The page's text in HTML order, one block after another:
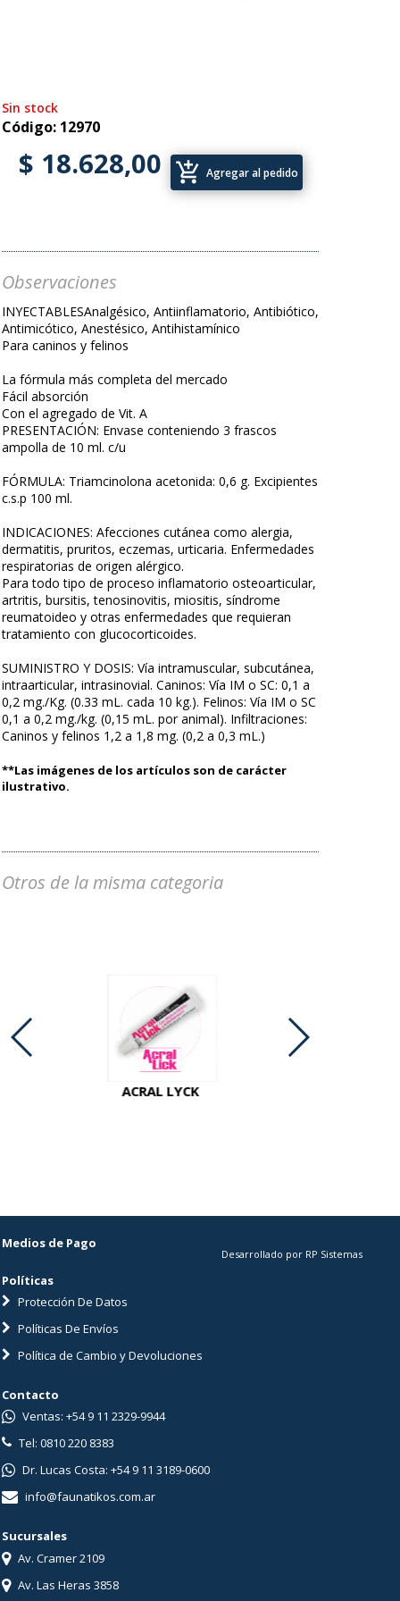
Sin stock
Código: 12970
$ 18.628,00 add_shopping_cart Agregar al pedido
Observaciones
INYECTABLESAnalgésico, Antiinflamatorio, Antibiótico,
Antimicótico, Anestésico, Antihistamínico
Para caninos y felinos
La fórmula más completa del mercado
Fácil absorción
Con el agregado de Vit. A
PRESENTACIÓN: Envase conteniendo 3 frascos
ampolla de 10 ml. c/u
FÓRMULA: Triamcinolona acetonida: 0,6 g. Excipientes
c.s.p 100 ml.
INDICACIONES: Afecciones cutánea como alergia,
dermatitis, pruritos, eczemas, urticaria. Enfermedades
respiratorias de origen alérgico.
Para todo tipo de proceso inflamatorio osteoarticular,
artritis, bursitis, tenosinovitis, miositis, síndrome
reumatoideo y otras enfermedades que requieran
tratamiento con glucocorticoides.
SUMINISTRO Y DOSIS: Vía intramuscular, subcutánea,
intraarticular, intrasinovial. Caninos: Vía IM o SC: 0,1 a
0,2 mg./Kg. (0.33 mL. cada 10 kg.). Felinos: Vía IM o SC
0,1 a 0,2 mg./kg. (0,15 mL. por animal). Infiltraciones:
Caninos y felinos 1,2 a 1,8 mg. (0,2 a 0,3 mL.)
**Las imágenes de los artículos son de carácter
ilustrativo.
Otros de la misma categoria
ACRAL LYCK
Medios de Pago
Políticas
Protección De Datos
Políticas De Envíos
Política de Cambio y Devoluciones
Desarrollado por RP Sistemas
Contacto
Ventas: +54 9 11 2329-9944
Tel: 0810 220 8383
Dr. Lucas Costa: +54 9 11 3189-0600
info@faunatikos.com.ar
Sucursales
Av. Cramer 2109
Av. Las Heras 3858